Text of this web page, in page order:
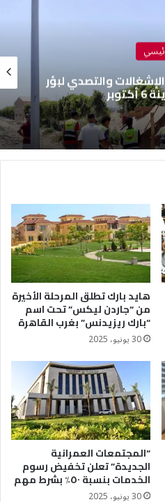
والتصدي لبؤر
هايد بارك تطلق المرحلة الأخيرة
من “جاردن ليكس” تحت اسم
“بارك ريزيدنس” بغرب القاهرة
30 يونيو، 2025
“المجتمعات العمرانية
الجديدة” تعلن تخفيض رسوم
الخدمات بنسبة ٥٠٪؜ بشرط مهم
30 يونيو، 2025